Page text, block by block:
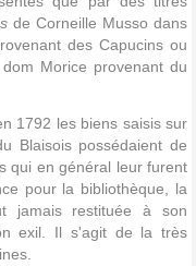
de Corneille Musso dans
des Capucins ou
Morice provenant du
1792 les biens saisis sur
Blaisois possédaient de
qui en général leur furent
pour la bibliothèque, la
jamais restituée à son
exil. Il s'agit de la très